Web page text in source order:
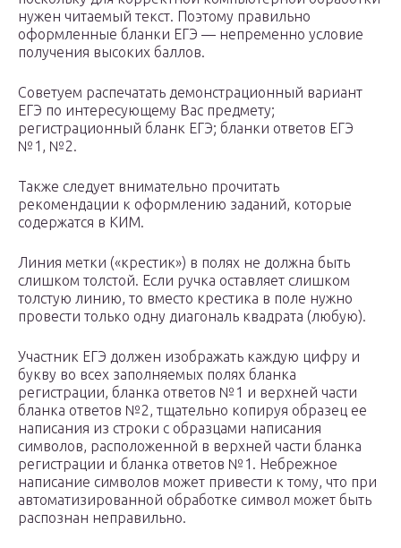
нужен читаемый текст. Поэтому правильно
оформленные бланки ЕГЭ — непременно условие
получения высоких баллов.
Советуем распечатать демонстрационный вариант
ЕГЭ по интересующему Вас предмету;
регистрационный бланк ЕГЭ; бланки ответов ЕГЭ
№1, №2.
Также следует внимательно прочитать
рекомендации к оформлению заданий, которые
содержатся в КИМ.
Линия метки («крестик») в полях не должна быть
слишком толстой. Если ручка оставляет слишком
толстую линию, то вместо крестика в поле нужно
провести только одну диагональ квадрата (любую).
Участник ЕГЭ должен изображать каждую цифру и
букву во всех заполняемых полях бланка
регистрации, бланка ответов №1 и верхней части
бланка ответов №2, тщательно копируя образец ее
написания из строки с образцами написания
символов, расположенной в верхней части бланка
регистрации и бланка ответов №1. Небрежное
написание символов может привести к тому, что при
автоматизированной обработке символ может быть
распознан неправильно.